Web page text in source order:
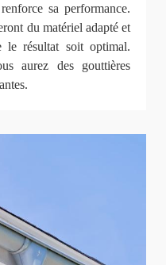
sa performance.
du matériel adapté et
le résultat soit optimal.
aurez des gouttières